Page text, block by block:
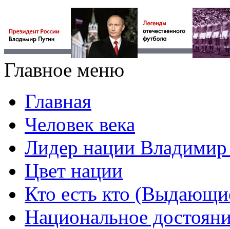
Главное меню
Главная
Человек века
Лидер нации
Цвет нации
Кто есть кто
Национальное